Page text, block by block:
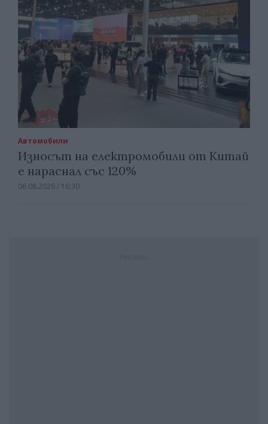
Автомобили
Износът на електромобили от Китай
е нараснал със 120%
06.08.2026 / 16:30